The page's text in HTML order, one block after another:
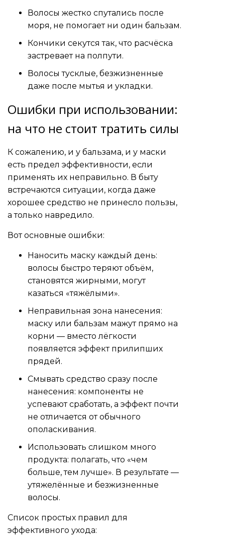
Волосы жестко спутались после
моря, не помогает ни один бальзам.
Кончики секутся так, что расчёска
застревает на полпути.
Волосы тусклые, безжизненные
даже после мытья и укладки.
Ошибки при использовании:
на что не стоит тратить силы
К сожалению, и у бальзама, и у маски
есть предел эффективности, если
применять их неправильно. В быту
встречаются ситуации, когда даже
хорошее средство не принесло пользы,
а только навредило.
Вот основные ошибки:
Наносить маску каждый день:
волосы быстро теряют объём,
становятся жирными, могут
казаться «тяжёлыми».
Неправильная зона нанесения:
маску или бальзам мажут прямо на
корни — вместо лёгкости
появляется эффект прилипших
прядей.
Смывать средство сразу после
нанесения: компоненты не
успевают сработать, а эффект почти
не отличается от обычного
ополаскивания.
Использовать слишком много
продукта: полагать, что «чем
больше, тем лучше». В результате —
утяжелённые и безжизненные
волосы.
Список простых правил для
эффективного ухода: